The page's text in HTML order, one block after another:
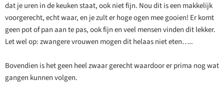
dat je uren in de keuken staat, ook niet fijn. Nou dit is een makkelijk
voorgerecht, echt waar, en je zult er hoge ogen mee gooien! Er komt
geen pot of pan aan te pas, ook fijn en veel mensen vinden dit lekker.
Let wel op: zwangere vrouwen mogen dit helaas niet eten…..
Bovendien is het geen heel zwaar gerecht waardoor er prima nog wat
gangen kunnen volgen.